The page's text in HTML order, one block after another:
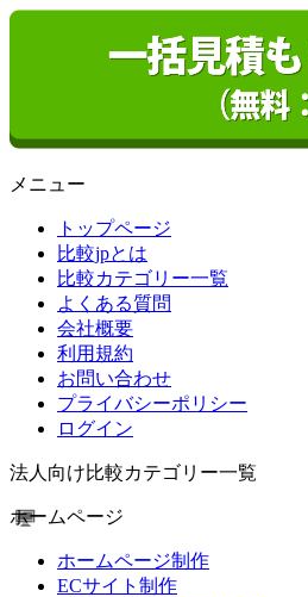
メニュー
トップページ
比較jpとは
比較カテゴリー一覧
よくある質問
会社概要
利用規約
お問い合わせ
プライバシーポリシー
ログイン
法人向け比較カテゴリー一覧
ホームページ
ホームページ制作
ECサイト制作